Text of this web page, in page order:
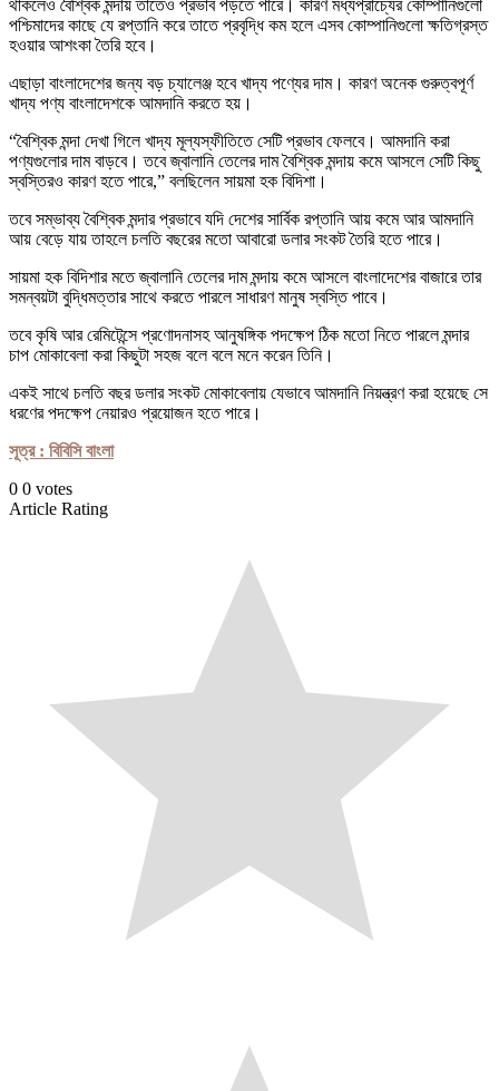
থাকলেও বৈশ্বিক মন্দায় তাতেও প্রভাব পড়তে পারে। কারণ মধ্যপ্রাচ্যের কোম্পানিগুলো
পশ্চিমাদের কাছে যে রপ্তানি করে তাতে প্রবৃদ্ধি কম হলে এসব কোম্পানিগুলো ক্ষতিগ্রস্ত
হওয়ার আশংকা তৈরি হবে।
এছাড়া বাংলাদেশের জন্য বড় চ্যালেঞ্জ হবে খাদ্য পণ্যের দাম। কারণ অনেক গুরুত্বপূর্ণ
খাদ্য পণ্য বাংলাদেশকে আমদানি করতে হয়।
“বৈশ্বিক মন্দা দেখা গিলে খাদ্য মূল্যস্ফীতিতে সেটি প্রভাব ফেলবে। আমদানি করা
পণ্যগুলোর দাম বাড়বে। তবে জ্বালানি তেলের দাম বৈশ্বিক মন্দায় কমে আসলে সেটি কিছু
স্বস্তিরও কারণ হতে পারে,” বলছিলেন সায়মা হক বিদিশা।
তবে সম্ভাব্য বৈশ্বিক মন্দার প্রভাবে যদি দেশের সার্বিক রপ্তানি আয় কমে আর আমদানি
আয় বেড়ে যায় তাহলে চলতি বছরের মতো আবারো ডলার সংকট তৈরি হতে পারে।
সায়মা হক বিদিশার মতে জ্বালানি তেলের দাম মন্দায় কমে আসলে বাংলাদেশের বাজারে তার
সমন্বয়টা বুদ্ধিমত্তার সাথে করতে পারলে সাধারণ মানুষ স্বস্তি পাবে।
তবে কৃষি আর রেমিটেন্সে প্রণোদনাসহ আনুষঙ্গিক পদক্ষেপ ঠিক মতো নিতে পারলে মন্দার
চাপ মোকাবেলা করা কিছুটা সহজ বলে বলে মনে করেন তিনি।
একই সাথে চলতি বছর ডলার সংকট মোকাবেলায় যেভাবে আমদানি নিয়ন্ত্রণ করা হয়েছে সে
ধরণের পদক্ষেপ নেয়ারও প্রয়োজন হতে পারে।
সূত্র : বিবিসি বাংলা
0 0 votes
Article Rating